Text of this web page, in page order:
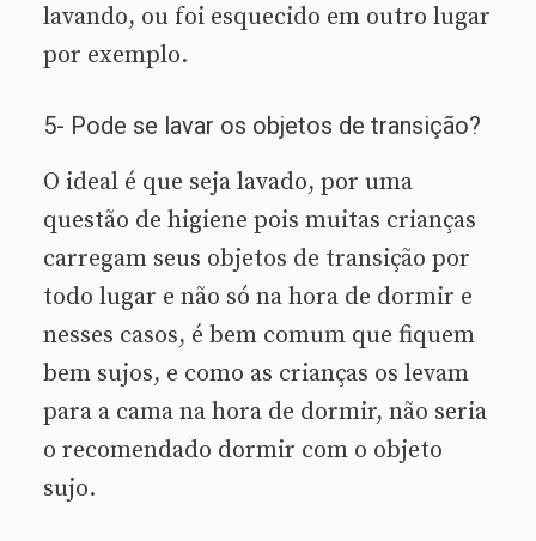
lavando, ou foi esquecido em outro lugar
por exemplo.
5- Pode se lavar os objetos de transição?
O ideal é que seja lavado, por uma
questão de higiene pois muitas crianças
carregam seus objetos de transição por
todo lugar e não só na hora de dormir e
nesses casos, é bem comum que fiquem
bem sujos, e como as crianças os levam
para a cama na hora de dormir, não seria
o recomendado dormir com o objeto
sujo.